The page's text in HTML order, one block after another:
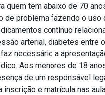
quem tem abaixo de 70
de problema fazendo o uso
contínuo
arterial, diabetes entre
necessário a
Aos menores de 18
de um responsável
inscrição e matrícula nas